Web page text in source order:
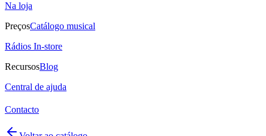
Na loja
PreçosCatálogo musical
Rádios In-store
RecursosBlog
Central de ajuda
Contacto